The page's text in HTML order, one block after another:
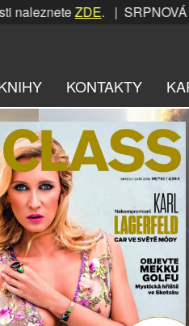
ZDE. | SRPNOVÁ soutěž!
KONTAKTY